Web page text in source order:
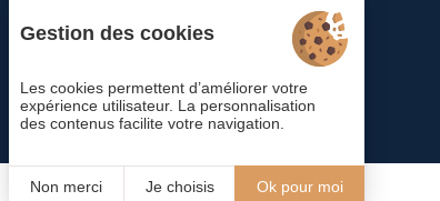
Gestion des cookies
Les cookies permettent d’améliorer votre
expérience utilisateur. La personnalisation
des contenus facilite votre navigation.
Non merci Je choisis Ok pour moi